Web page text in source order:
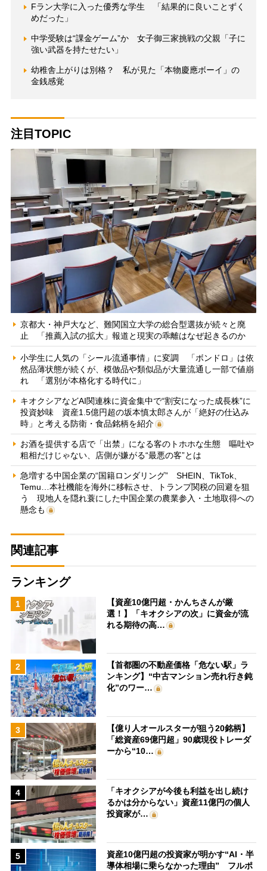
Fラン大学に入った優秀な学生 「結果的に良いことずく
めだった」
中学受験は“課金ゲーム”か 女子御三家挑戦の父親「子に
強い武器を持たせたい」
幼稚舎上がりは別格？ 私が見た「本物慶應ボーイ」の
金銭感覚
注目TOPIC
京都大・神戸大など、難関国立大学の総合型選抜が続々と廃
止 「推薦入試の拡大」報道と現実の乖離はなぜ起きるのか
小学生に人気の「シール流通事情」に変調 「ボンドロ」は依
然品薄状態が続くが、模倣品や類似品が大量流通し一部で値崩
れ 「選別が本格化する時代に」
キオクシアなどAI関連株に資金集中で“割安になった成長株”に
投資妙味 資産1.5億円超の坂本慎太郎さんが「絶好の仕込み
時」と考える防衛・食品銘柄を紹介
お酒を提供する店で「出禁」になる客のトホホな生態 嘔吐や
粗相だけじゃない、店側が嫌がる“最悪の客”とは
急増する中国企業の“国籍ロンダリング” SHEIN、TikTok、
Temu…本社機能を海外に移転させ、トランプ関税の回避を狙
う 現地人を隠れ蓑にした中国企業の農業参入・土地取得への
懸念も
関連記事
ランキング
1
【資産10億円超・かんちさんが厳
選！】「キオクシアの次」に資金が流
れる期待の高…
2
【首都圏の不動産価格「危ない駅」ラ
ンキング】“中古マンション売れ行き鈍
化”のワー…
3
【億り人オールスターが狙う20銘柄】
「総資産69億円超」90歳現役トレーダ
ーから“10…
4
「キオクシアが今後も利益を出し続け
るかは分からない」資産11億円の個人
投資家が…
5
資産10億円超の投資家が明かす“AI・半
導体相場に乗らなかった理由” フルポ